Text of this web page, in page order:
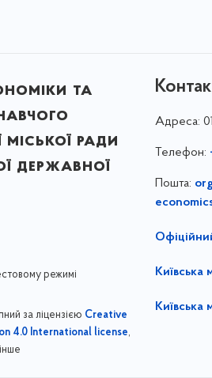
та
міської ради
державної
режимі
за ліцензією Creative
4.0 International license,
Адреса:
Телефон:
Пошта:
Київська
Київська